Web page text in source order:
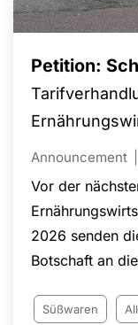
Petition:
Announcement
Vor der
2026 senden
Botschaft an
verbindliche
Süßwaren